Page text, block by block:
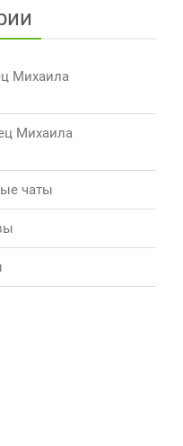
Михаила
Михаила
чаты